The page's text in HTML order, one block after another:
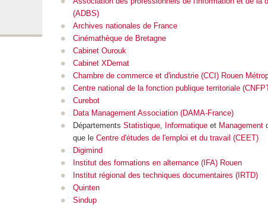
(ADBS)
Archives nationales de France
Cinémathèque de Bretagne
Cabinet Ourouk
Cabinet XDemat
Chambre de commerce et d'industrie (CCI) Rouen
Centre national de la fonction publique territoriale
Curebot
Data Management Association (DAMA-France)
Départements Statistique, Informatiqueet Management
que le Centre d'études de l'emploi et du travail (CEET)
Digimind
Institut des formations en alternance (IFA) Rouen
Institut régional des techniques documentaires (IRTD)
Quinten
Sindup